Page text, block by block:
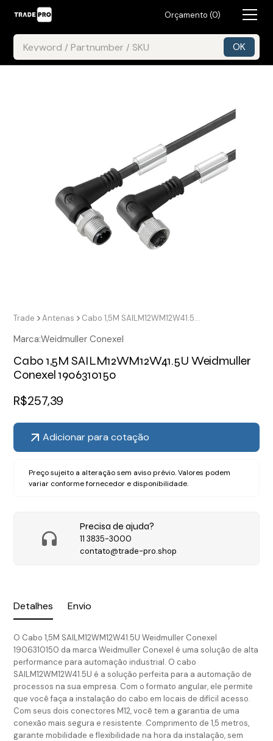
Orçamento (0)
Detalhes Envio
O Cabo 1,5M SAILM12WM12W41.5U Weidmuller Conexel
1906310150 da marca Weidmuller Conexel é uma solução de alta
performance para automação industrial. O cabo
SAILM12WM12W41.5U é a solução perfeita para a automação de
processos na sua empresa. Com o formato angular, ele permite
que você faça a instalação do cabo em locais de difícil acesso.
Com seus dois conectores M12, você tem a garantia de uma
conexão mais segura e resistente. Comprimento de 1,5 metros,
garante mobilidade e flexibilidade na hora da instalação, sem
Trade Antenas Cabo 1,5M SAILM12WM12W41.5U Weidmuller Conexel 1906310150
Marca:Weidmuller Conexel
Cabo 1,5M SAILM12WM12W41.5U Weidmuller
Conexel 1906310150
R$257,39
Adicionar para cotação
Preço sujeito a alteração sem aviso prévio. Valores podem
variar conforme fornecedor e disponibilidade.
Precisa de ajuda?
11 3835-3000
contato@trade-pro.shop